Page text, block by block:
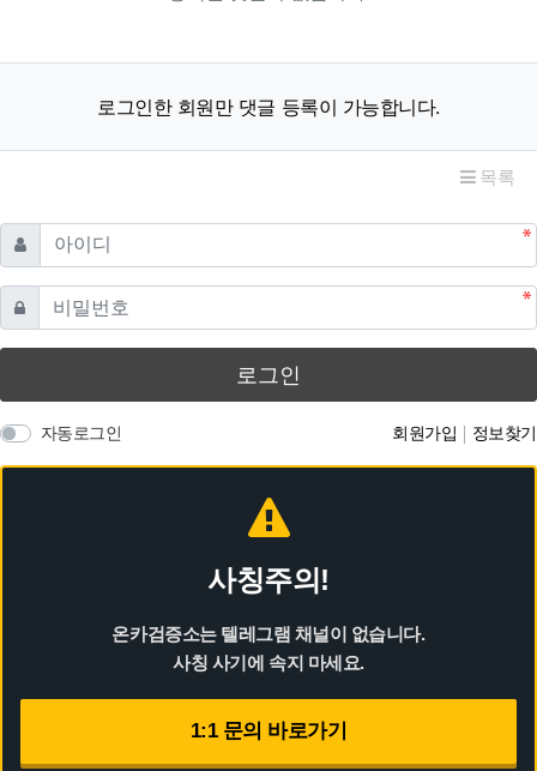
로그인한 회원만 댓글 등록이 가능합니다.
목록
아이디 필수
비밀번호필수
로그인
자동로그인 회원가입 정보찾기
사칭주의!
온카검증소는 텔레그램 채널이 없습니다.
사칭 사기에 속지 마세요.
1:1 문의 바로가기